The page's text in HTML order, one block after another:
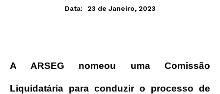
Data:
23 de Janeiro, 2023
A ARSEG nomeou uma Comissão
Liquidatária para conduzir o processo de